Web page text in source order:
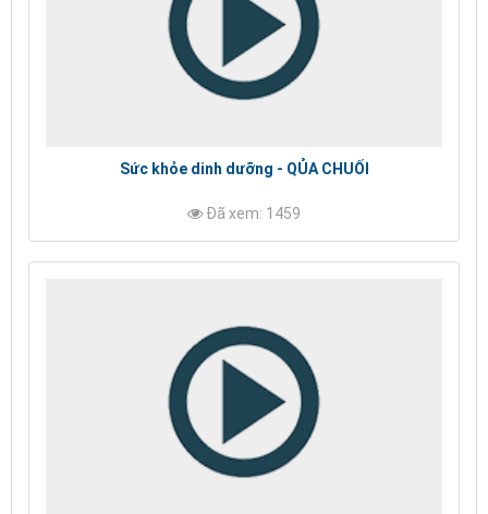
Sức khỏe dinh dưỡng - QỦA CHUỐI
Đã xem: 1459